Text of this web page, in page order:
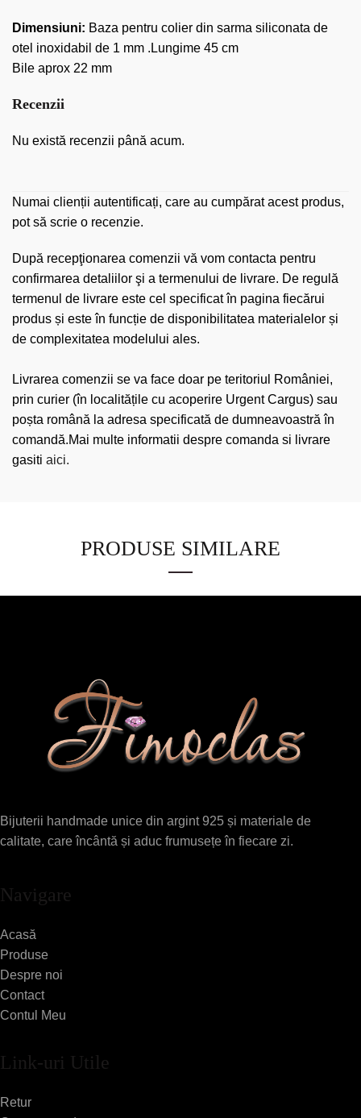
Dimensiuni: Baza pentru colier din sarma siliconata de
otel inoxidabil de 1 mm .Lungime 45 cm
Bile aprox 22 mm
Recenzii
Nu există recenzii până acum.
Numai clienții autentificați, care au cumpărat acest produs,
pot să scrie o recenzie.
După recepţionarea comenzii vă vom contacta pentru
confirmarea detaliilor şi a termenului de livrare. De regulă
termenul de livrare este cel specificat în pagina fiecărui
produs și este în funcție de disponibilitatea materialelor și
de complexitatea modelului ales.
Livrarea comenzii se va face doar pe teritoriul României,
prin curier (în localitățile cu acoperire Urgent Cargus) sau
poșta română la adresa specificată de dumneavoastră în
comandă.Mai multe informatii despre comanda si livrare
gasiti aici.
PRODUSE SIMILARE
Bijuterii handmade unice din argint 925 și materiale de
calitate, care încântă și aduc frumusețe în fiecare zi.
Navigare
Acasă
Produse
Despre noi
Contact
Contul Meu
Link-uri Utile
Retur